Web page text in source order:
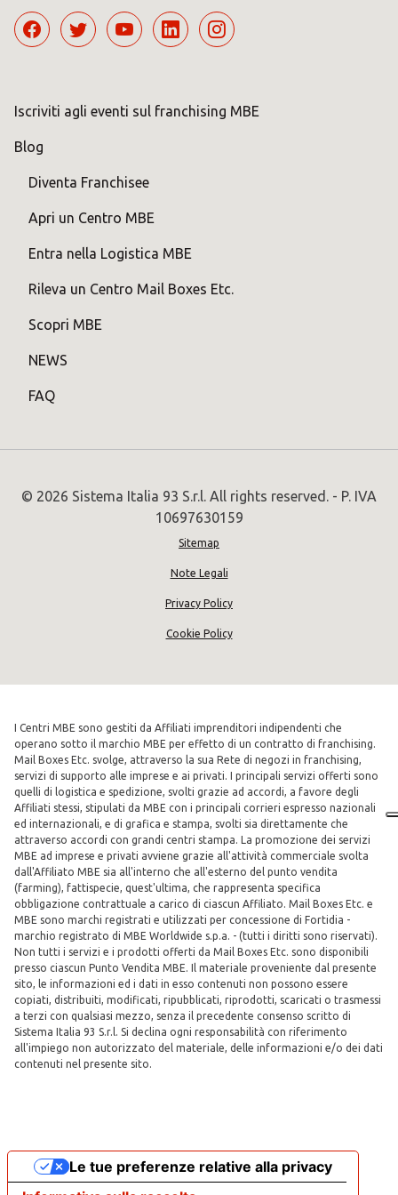
Iscriviti agli eventi sul franchising MBE
Blog
Diventa Franchisee
Apri un Centro MBE
Entra nella Logistica MBE
Rileva un Centro Mail Boxes Etc.
Scopri MBE
NEWS
FAQ
© 2026 Sistema Italia 93 S.r.l. All rights reserved. - P. IVA
10697630159
Sitemap
Note Legali
Privacy Policy
Cookie Policy
I Centri MBE sono gestiti da Affiliati imprenditori indipendenti che
operano sotto il marchio MBE per effetto di un contratto di franchising.
Mail Boxes Etc. svolge, attraverso la sua Rete di negozi in franchising,
servizi di supporto alle imprese e ai privati. I principali servizi offerti sono
quelli di logistica e spedizione, svolti grazie ad accordi, a favore degli
Affiliati stessi, stipulati da MBE con i principali corrieri espresso nazionali
ed internazionali, e di grafica e stampa, svolti sia direttamente che
attraverso accordi con grandi centri stampa. La promozione dei servizi
MBE ad imprese e privati avviene grazie all'attività commerciale svolta
dall'Affiliato MBE sia all'interno che all'esterno del punto vendita
(farming), fattispecie, quest'ultima, che rappresenta specifica
obbligazione contrattuale a carico di ciascun Affiliato. Mail Boxes Etc. e
MBE sono marchi registrati e utilizzati per concessione di Fortidia -
marchio registrato di MBE Worldwide s.p.a. - (tutti i diritti sono riservati).
Non tutti i servizi e i prodotti offerti da Mail Boxes Etc. sono disponibili
presso ciascun Punto Vendita MBE. Il materiale proveniente dal presente
sito, le informazioni ed i dati in esso contenuti non possono essere
copiati, distribuiti, modificati, ripubblicati, riprodotti, scaricati o trasmessi
a terzi con qualsiasi mezzo, senza il precedente consenso scritto di
Sistema Italia 93 S.r.l. Si declina ogni responsabilità con riferimento
all'impiego non autorizzato del materiale, delle informazioni e/o dei dati
contenuti nel presente sito.
Le tue preferenze relative alla privacy